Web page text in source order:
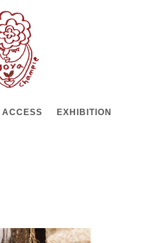
ACCESS
EXHIBITION